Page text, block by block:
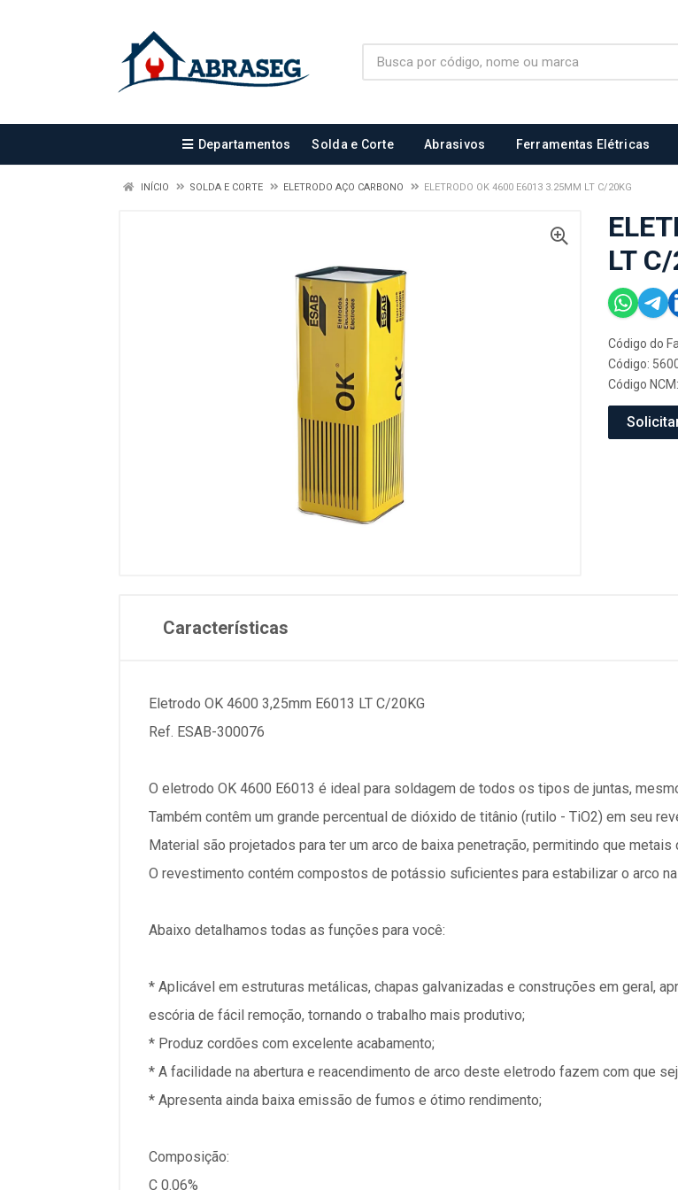
Departamentos Solda e Corte Abrasivos Ferramentas Elétricas
INÍCIO SOLDA E CORTE ELETRODO AÇO CARBONO ELETRODO OK 4600 E6013 3.25MM LT C/20KG
LT
Código do
Código:
Código
Características
Eletrodo OK 4600 3,25mm E6013 LT C/20KG
Ref. ESAB-300076
O eletrodo OK 4600 E6013 é ideal para soldagem de todos os tipos de juntas,
Também contêm um grande percentual de dióxido de titânio (rutilo - TiO2) em seu
Material são projetados para ter um arco de baixa penetração, permitindo que
O revestimento contém compostos de potássio suficientes para estabilizar o arco
Abaixo detalhamos todas as funções para você:
* Aplicável em estruturas metálicas, chapas galvanizadas e construções em geral,
escória de fácil remoção, tornando o trabalho mais produtivo;
* Produz cordões com excelente acabamento;
* A facilidade na abertura e reacendimento de arco deste eletrodo fazem com que
* Apresenta ainda baixa emissão de fumos e ótimo rendimento;
Composição:
C 0.06%